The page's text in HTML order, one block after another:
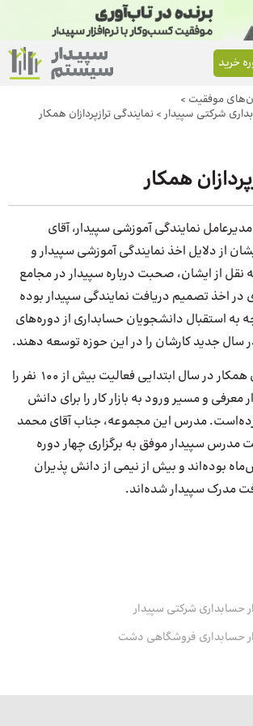
خرید
موفقیت >
شرکتی سپیدار> نمایندگی ترازپردازان همکار
همکار
نمایندگی آموزشی سپیدار، آقای
از دلایل اخذ نمایندگی آموزشی سپیدار و
نقل از ایشان، صحبت درباره سپیدار در مجامع
اخذ تصمیم دریافت نمایندگی سپیدار بوده
استقبال دانشجویان حسابداری از دوره‌های
سال جدید کارشان را در این حوزه توسعه دهند.
نمایندگی تراز پردازان همکار در سال ابتدایی فعالیت بیش از 100 نفر را
معرفی و مسیر ورود به بازار کار را برای دانش
مدرس این مجموعه، جناب آقای محمد
مدرس سپیدار موفق به برگزاری چهار دوره
بوده‌اند و بیش از نیمی از دانش پذیران
مدرک سپیدار شده‌اند.
حسابداری شرکتی سپیدار
حسابداری فروشگاهی دشت